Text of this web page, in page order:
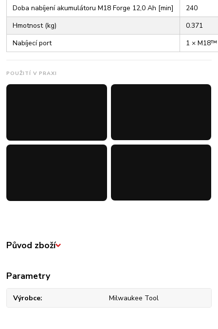
Doba nabíjení akumulátoru M18 Forge 12,0 Ah [min]
240
Hmotnost (kg)
0.371
Nabíjecí port
1 × M18™
POUŽITÍ V PRAXI
Původ zboží
Parametry
Výrobce Milwaukee Tool